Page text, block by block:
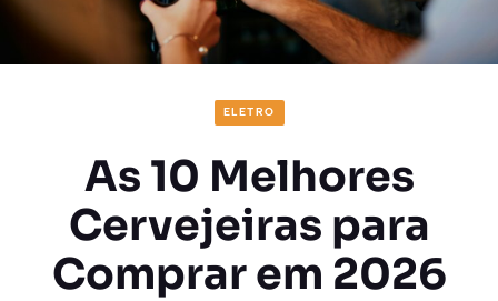
ELETRO
As 10 Melhores
Cervejeiras para
Comprar em 2026